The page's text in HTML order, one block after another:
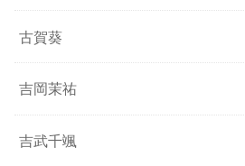
古賀葵
吉岡茉祐
吉武千颯